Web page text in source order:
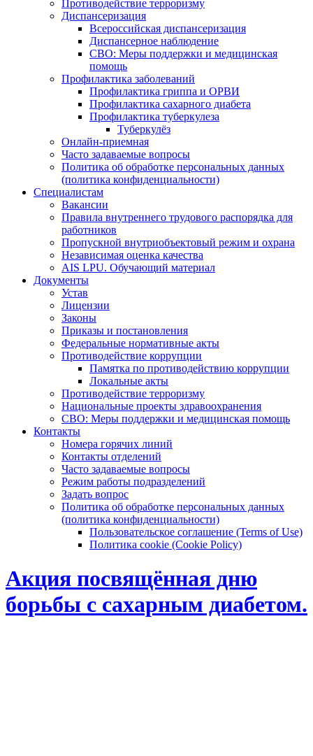
Противодействие терроризму
Диспансеризация
Всероссийская диспансеризация
Диспансерное наблюдение
СВО: Меры поддержки и медицинская
помощь
Профилактика заболеваний
Профилактика гриппа и ОРВИ
Профилактика сахарного диабета
Профилактика туберкулеза
Туберкулёз
Онлайн-приемная
Часто задаваемые вопросы
Политика об обработке персональных данных
(политика конфиденциальности)
Специалистам
Вакансии
Правила внутреннего трудового распорядка для
работников
Пропускной внутриобъектовый режим и охрана
Независимая оценка качества
AIS LPU. Обучающий материал
Документы
Устав
Лицензии
Законы
Приказы и постановления
Федеральные нормативные акты
Противодействие коррупции
Памятка по противодействию коррупции
Локальные акты
Противодействие терроризму
Национальные проекты здравоохранения
СВО: Меры поддержки и медицинская помощь
Контакты
Номера горячих линий
Контакты отделений
Часто задаваемые вопросы
Режим работы подразделений
Задать вопрос
Политика об обработке персональных данных
(политика конфиденциальности)
Пользовательское соглашение (Terms of Use)
Политика cookie (Cookie Policy)
Aкция посвящённая дню
борьбы с сахарным диабетом.